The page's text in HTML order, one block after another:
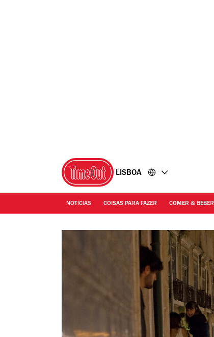
LISBOA
NOTÍCIAS COISAS PARA FAZER COMER & BEBER